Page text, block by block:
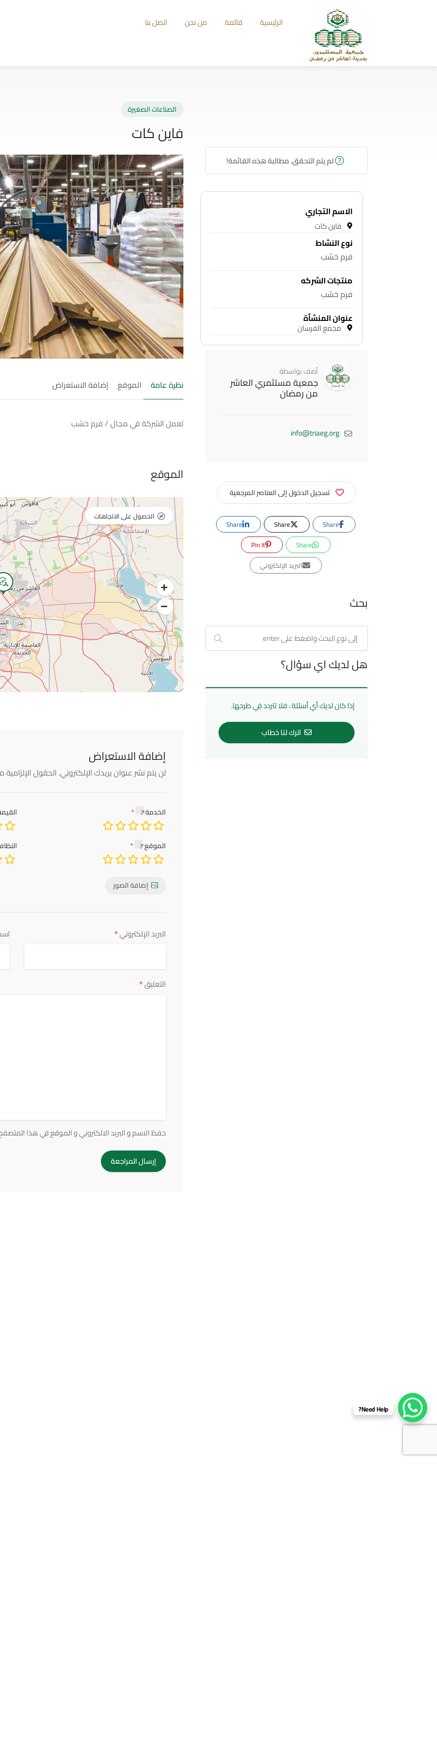
الرئيسية قائمة من نحن اتصل بنا
الصناعات الصغيرة
فاين كات
نظرة عامة الموقع إضافة الاستعراض
تعمل الشركة في مجال / فرم خشب
الموقع
الحصول على الاتجاهات
إضافة الاستعراض
لن يتم نشر عنوان بريدك الإلكتروني. الحقول الإلزامية
الخدمة
الموقع
إضافة الصور
البريد الإلكتروني*
التعليق*
حفظ الاسم و البريد الالكتروني و الموقع في هذا
لم يتم التحقق. مطالبة هذه القائمة!
الاسم التجاري
فاين كات
نوع النشاط
فرم خشب
منتجات الشركه
فرم خشب
عنوان المنشأة
مجمع الفرسان
أضف بواسطة
جمعية مستثمري العاشر
من رمضان
info@triaeg.org
تسجيل الدخول إلى العناصر المرجعية
Share
Share
Share
Share
Pin It
البريد الإلكتروني
بحث
هل لديك اي سؤال؟
إذا كان لديك أي أسئلة ، فلا تتردد في طرحها.
اترك لنا خطاب
Need Help?